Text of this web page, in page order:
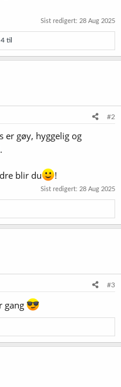
Sist redigert: 28 Aug 2025
til
#2
er gøy, hyggelig og
.
blir du !
Sist redigert: 28 Aug 2025
#3
gang